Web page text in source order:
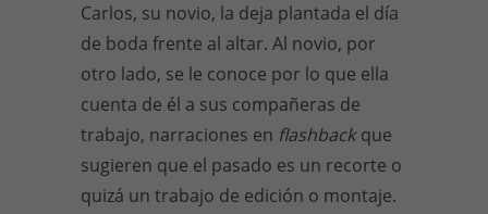
Carlos, su novio, la deja plantada el día
de boda frente al altar. Al novio, por
otro lado, se le conoce por lo que ella
cuenta de él a sus compañeras de
trabajo, narraciones en flashbackque
sugieren que el pasado es un recorte o
quizá un trabajo de edición o montaje.